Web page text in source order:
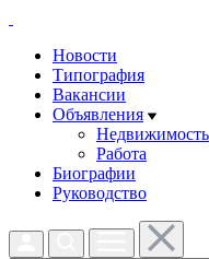
Новости
Типография
Вакансии
Объявления
Недвижимость
Работа
Биографии
Руководство